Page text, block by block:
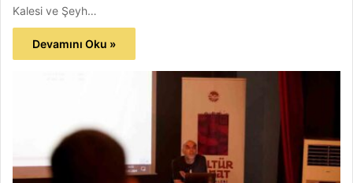
Kalesi ve Şeyh…
Devamını Oku »